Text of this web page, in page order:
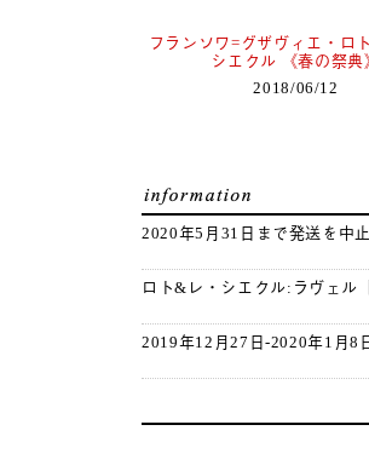
フランソワ=グザヴィエ・ロ
シエクル 《春の祭典
2018/06/12
2020年5月31日まで発送を中
ロト&レ・シエクル:ラヴェル
2019年12月27日-2020年1月8